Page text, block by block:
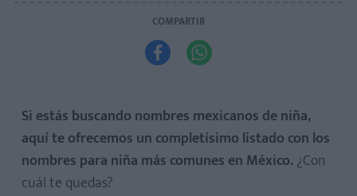
COMPARTIR
 
Si estás buscando nombres mexicanos de niña,
aquí te ofrecemos un completísimo listado con los
nombres para niña más comunes en México. ¿Con
cuál te quedas?